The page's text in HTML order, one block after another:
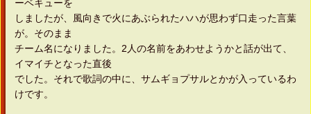
ーベキューを
しましたが、風向きで火にあぶられたハハが思わず口走った言葉
が。そのまま
チーム名になりました。2人の名前をあわせようかと話が出て、
イマイチとなった直後
でした。それで歌詞の中に、サムギョプサルとかが入っているわ
けです。